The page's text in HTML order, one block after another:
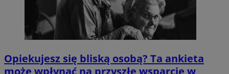
Opiekujesz się bliską osobą? Ta ankieta
może wpłynąć na przyszłe wsparcie w